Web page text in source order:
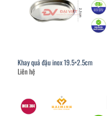
Khay quả đậu inox 19.5×2.5cm
Liên hệ